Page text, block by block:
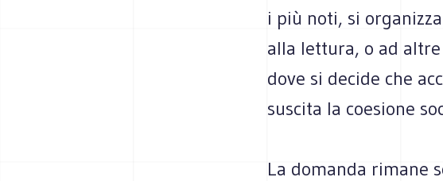
i più noti, si
alla lettura, o ad
dove si decide che
suscita la coesione
La domanda rimane